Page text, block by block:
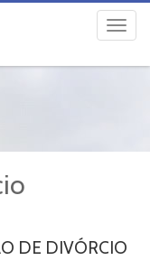
DE DIVÓRCIO